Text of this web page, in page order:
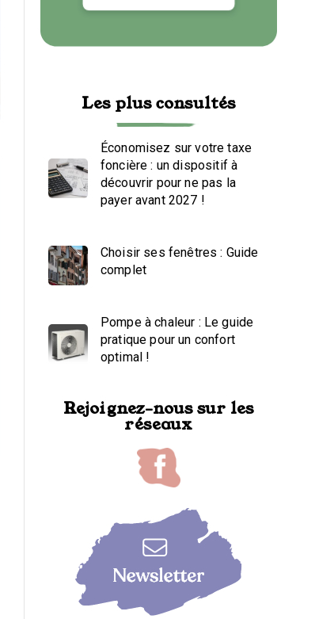
Les plus consultés
Économisez sur votre taxe
foncière : un dispositif à
découvrir pour ne pas la
payer avant 2027 !
Choisir ses fenêtres : Guide
complet
Pompe à chaleur : Le guide
pratique pour un confort
optimal !
Rejoignez-nous sur les
réseaux